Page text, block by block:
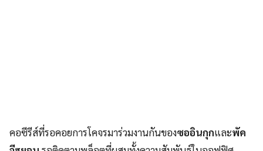
คอซีรีส์ที่รอคอยการโคจรมาร่วมงานกันของซออินกุกและพัค